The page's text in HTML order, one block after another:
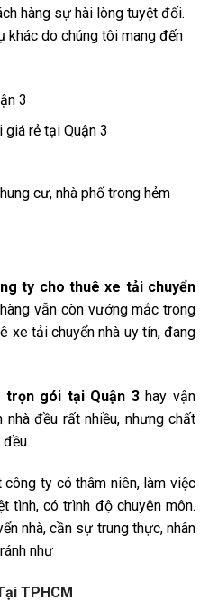
hàng sự hài lòng tuyệt đối.
khác do chúng tôi mang đến
3
giá rẻ tại Quận 3
cư, nhà phố trong hẻm
ty cho thuê xe tải chuyển
hàng vẫn còn vướng mắc trong
xe tải chuyển nhà uy tín, đang
trọn gói tại Quận 3hay vận
nhà đều rất nhiều, nhưng chất
ty có thâm niên, làm việc
tình, có trình độ chuyên môn.
nhà, cần sự trung thực, nhân
như
TPHCM